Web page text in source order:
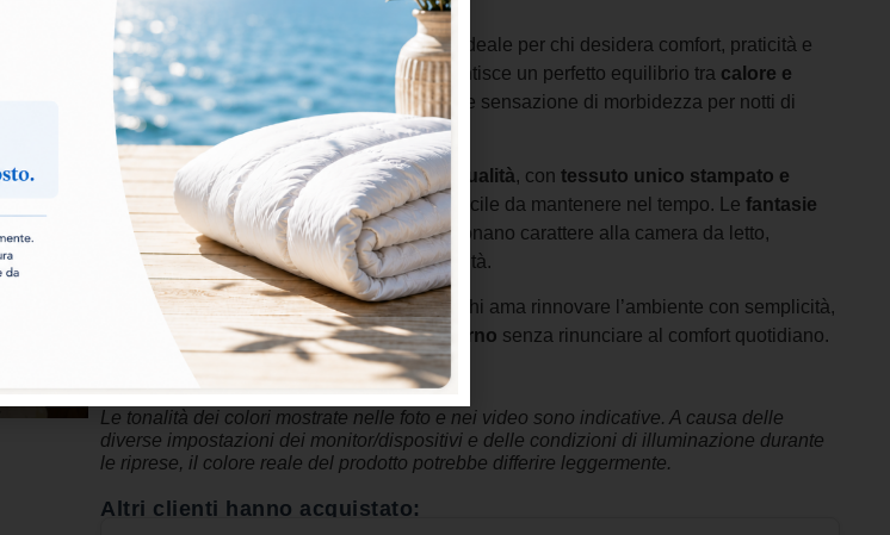
La trapunta Classic Stampata
è la scelta ideale per chi desidera comfort, praticità e
stile in un unico prodotto. L’imbottitura garantisce un perfetto equilibrio tra calore e
leggerezza, avvolgendoti con una piacevole sensazione di morbidezza per notti di
riposo davvero confortevoli.
Realizzata incotone e microfibra di alta qualità, con tessuto unico stampato e
unito , offre una mano soffice, resistente e facile da mantenere nel tempo. Le fantasie
stampate , curate nei dettagli e nei colori, donano carattere alla camera da letto,
rendendola accogliente e piena di personalità.
La trapunta Classic Stampata è ideale per chi ama rinnovare l’ambiente con semplicità,
creando uno stileallegro, giovane e moderno senza rinunciare al comfort quotidiano.
Le tonalità dei colori mostrate nelle foto e nei video sono indicative. A causa delle
diverse impostazioni dei monitor/dispositivi e delle condizioni di illuminazione durante
le riprese, il colore reale del prodotto potrebbe differire leggermente.
Altri clienti hanno acquistato: